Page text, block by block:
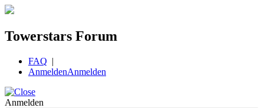
Towerstars Forum
FAQ |
AnmeldenAnmelden
Anmelden